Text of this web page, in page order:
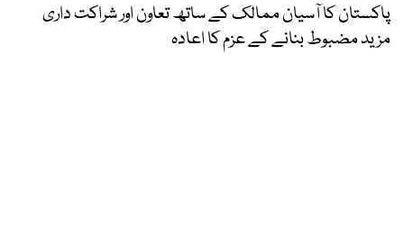
پاکستان کا آسیان ممالک کے ساتھ تعاون اور شراکت داری
مزید مضبوط بنانے کے عزم کا اعادہ